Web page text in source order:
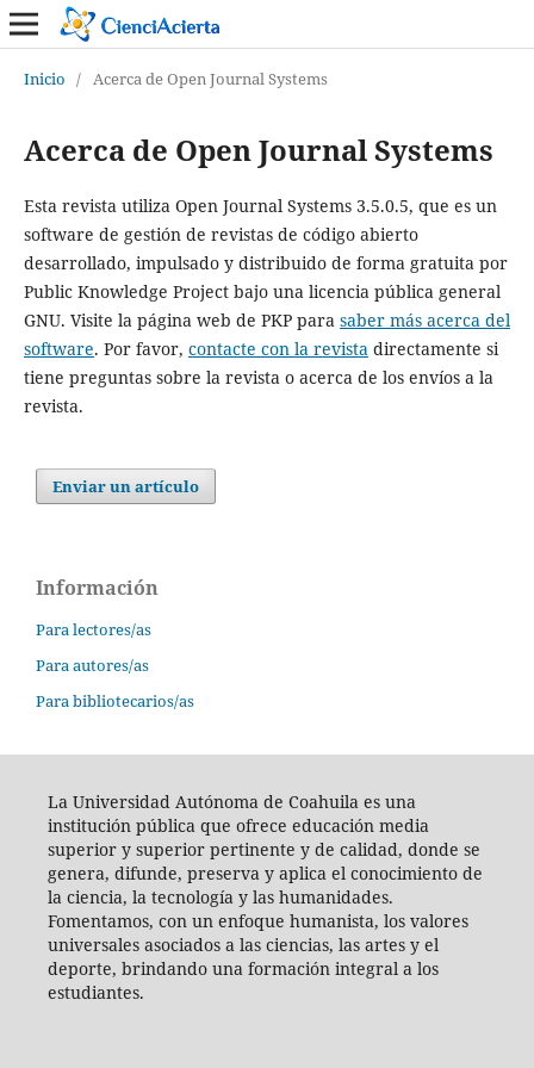
Inicio / Acerca de Open Journal Systems
Acerca de Open Journal Systems
Esta revista utiliza Open Journal Systems 3.5.0.5, que es un
software de gestión de revistas de código abierto
desarrollado, impulsado y distribuido de forma gratuita por
Public Knowledge Project bajo una licencia pública general
GNU. Visite la página web de PKP para saber más acerca del
software. Por favor, contacte con la revistadirectamente si
tiene preguntas sobre la revista o acerca de los envíos a la
revista.
Enviar un artículo
Información
Para lectores/as
Para autores/as
Para bibliotecarios/as
La Universidad Autónoma de Coahuila es una
institución pública que ofrece educación media
superior y superior pertinente y de calidad, donde se
genera, difunde, preserva y aplica el conocimiento de
la ciencia, la tecnología y las humanidades.
Fomentamos, con un enfoque humanista, los valores
universales asociados a las ciencias, las artes y el
deporte, brindando una formación integral a los
estudiantes.